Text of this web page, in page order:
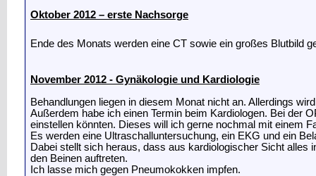
Oktober 2012 – erste Nachsorge
Ende des Monats werden eine CT sowie ein großes Blutbild
November 2012 - Gynäkologie und Kardiologie
Behandlungen liegen in diesem Monat nicht an. Allerdings
Außerdem habe ich einen Termin beim Kardiologen. Bei der
einstellen könnten. Dieses will ich gerne nochmal mit einem
Es werden eine Ultraschalluntersuchung, ein EKG und ein
Dabei stellt sich heraus, dass aus kardiologischer Sicht alles
den Beinen auftreten.
Ich lasse mich gegen Pneumokokken impfen.